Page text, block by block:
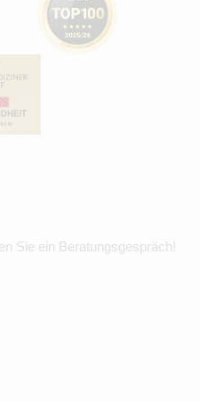
Sie ein Beratungsgespräch!